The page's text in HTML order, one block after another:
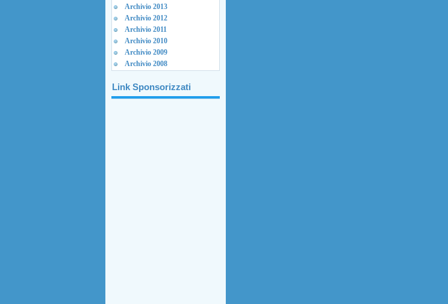
Archivio 2013
Archivio 2012
Archivio 2011
Archivio 2010
Archivio 2009
Archivio 2008
Link Sponsorizzati